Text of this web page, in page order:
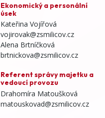
Ekonomický a personální
úsek
Kateřina Vojířová
vojirovak@zsmilicov.cz
Alena Brtníčková
brtnickova@zsmilicov.cz
Referent správy majetku a
vedoucí provozu
Drahomíra Matoušková
matouskovad@zsmilicov.cz